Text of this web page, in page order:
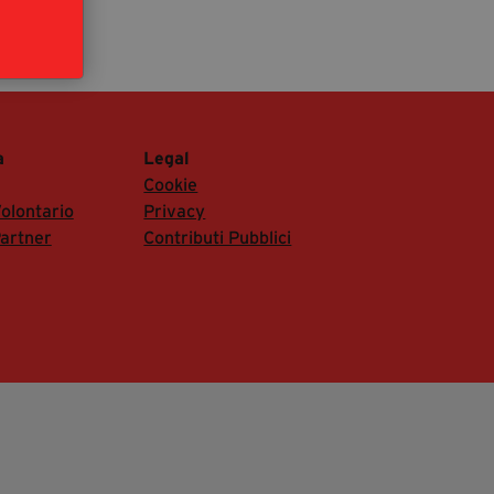
+39 346 954 4078
Legal
Cookie
Privacy
Contributi Pubblici